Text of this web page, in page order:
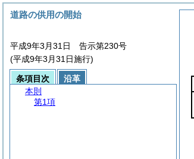
道路の供用の開始
平成9年3月31日 告示第230号
(平成9年3月31日施行)
条項目次
沿革
本則
第1項